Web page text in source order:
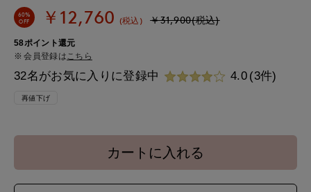
60%
OFF
￥12,760 (税込) ￥31,900(税込)
58ポイント還元
会員登録は こちら
32名がお気に入りに登録中 4.0 (3件)
再値下げ
カートに入れる